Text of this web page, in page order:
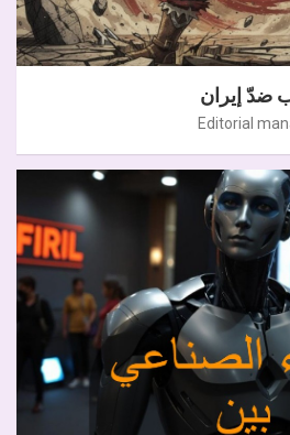
ضدّ إيران
Editorial